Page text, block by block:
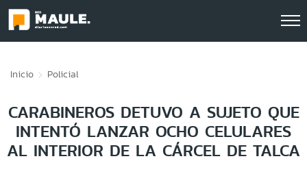
Inicio Policial
CARABINEROS DETUVO A SUJETO QUE
INTENTÓ LANZAR OCHO CELULARES
AL INTERIOR DE LA CÁRCEL DE TALCA